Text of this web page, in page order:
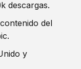
descargas.
del
y